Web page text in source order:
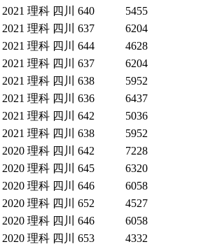
2021 理科 四川 640
5455
2021 理科 四川 637
6204
2021 理科 四川 644
4628
2021 理科 四川 637
6204
2021 理科 四川 638
5952
2021 理科 四川 636
6437
2021 理科 四川 642
5036
2021 理科 四川 638
5952
2020 理科 四川 642
7228
2020 理科 四川 645
6320
2020 理科 四川 646
6058
2020 理科 四川 652
4527
2020 理科 四川 646
6058
2020 理科 四川 653
4332